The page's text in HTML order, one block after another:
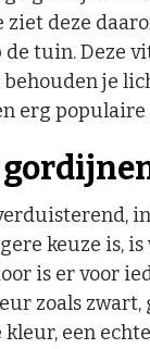
ziet deze
tuin. Deze
je
erg populaire
keuze is,
is er voor
zoals zwart,
een